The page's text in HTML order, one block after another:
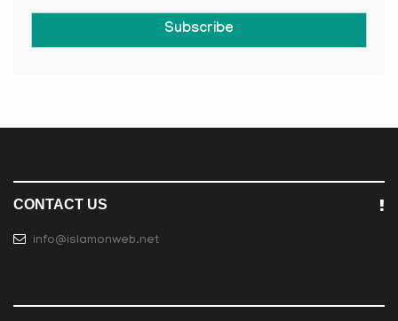
Subscribe
CONTACT US
info@islamonweb.net